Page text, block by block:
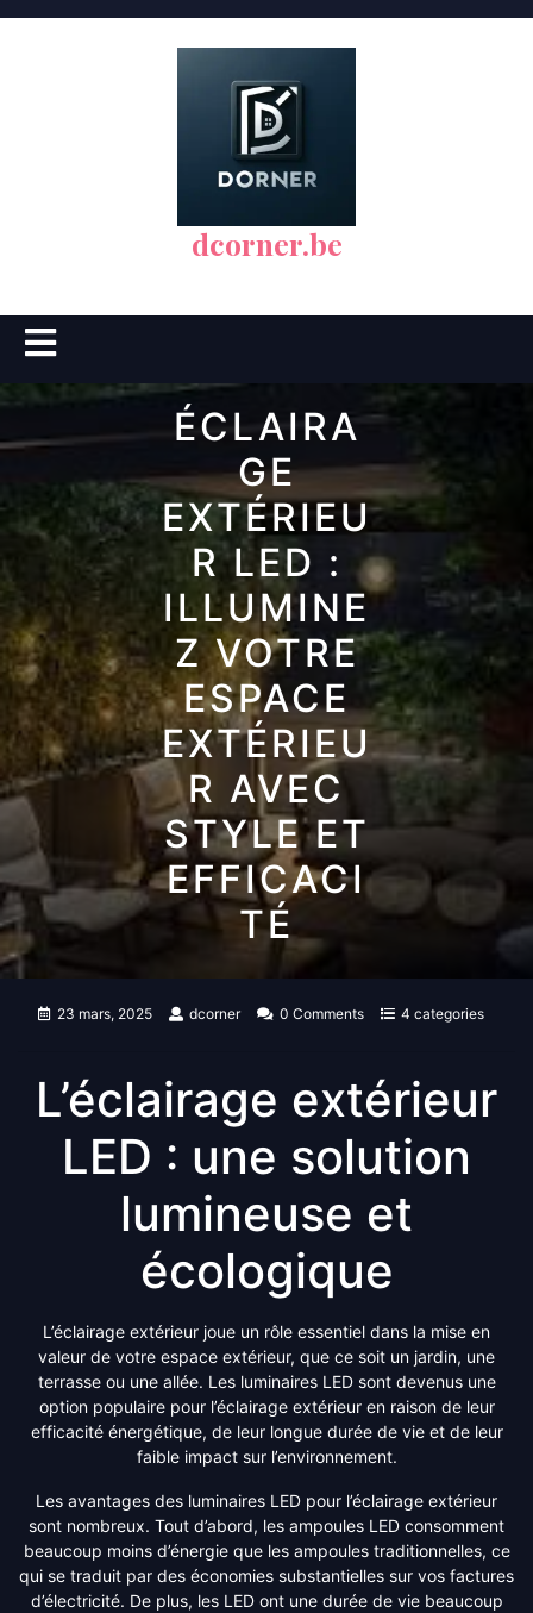
dcorner.be
Open
Button
ÉCLAIRA
GE
EXTÉRIEU
R LED :
ILLUMINE
Z VOTRE
ESPACE
EXTÉRIEU
R AVEC
STYLE ET
EFFICACI
TÉ
23 mars, 2025 dcorner 0 Comments 4 categories
L’éclairage extérieur
LED : une solution
lumineuse et
écologique
L’éclairage extérieur joue un rôle essentiel dans la mise en
valeur de votre espace extérieur, que ce soit un jardin, une
terrasse ou une allée. Les luminaires LED sont devenus une
option populaire pour l’éclairage extérieur en raison de leur
efficacité énergétique, de leur longue durée de vie et de leur
faible impact sur l’environnement.
Les avantages des luminaires LED pour l’éclairage extérieur
sont nombreux. Tout d’abord, les ampoules LED consomment
beaucoup moins d’énergie que les ampoules traditionnelles, ce
qui se traduit par des économies substantielles sur vos factures
d’électricité. De plus, les LED ont une durée de vie beaucoup